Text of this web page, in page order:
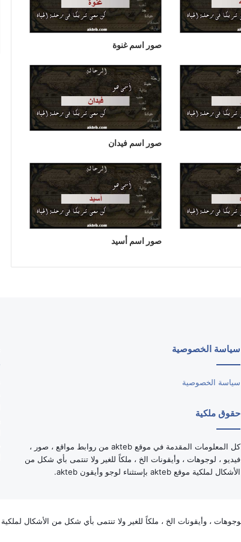
صور اسم غنوة
صور اسم فيدان
صور اسم أسيد
سياسة الخصوصية
سياسة الخصوصية
حقوق ملكية
كل المعلومات المقدمة في موقع akteb من روابط مواقع ، صور ،
فيديو ، لوجوهات ، وأيقونات الخ ، ملكاً للغير ولا تنتمى بأي شكل من
الأشكال لملكية موقع akteb بإستثناء لوجو وأيقون akteb.